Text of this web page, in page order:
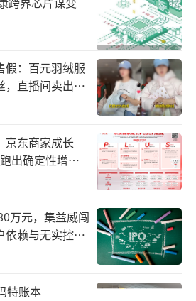
加盟的111医药馆，从体系
设为门店全方位赋能。据了
北京的门店达200家，其核心
的“十八力”发展战略，
化、系统化”三个维度，为
证了这一战略的实效。
上，“十八力”覆盖商品、
环节，直击单体药店的‘短
而言，最直观的感受是“运
向”。
：百元羽绒服
，直播间卖出超
京东商家成长
出确定性增长
万元，集益威闯
依赖与无实控人
特账本